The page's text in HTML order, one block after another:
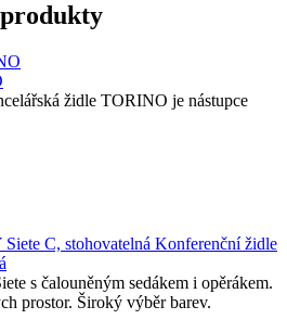
židle TORINO je nástupce
Konferenční židle
s čalouněným sedákem i opěrákem.
prostor. Široký výběr barev.